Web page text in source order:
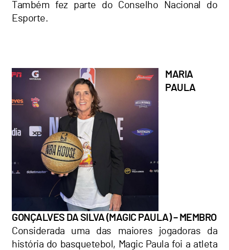
Também fez parte do Conselho Nacional do
Esporte.
MARIA
PAULA
GONÇALVES DA SILVA (MAGIC PAULA) – MEMBRO
Considerada uma das maiores jogadoras da
história do basquetebol, Magic Paula foi a atleta